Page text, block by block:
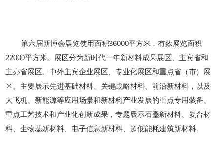
第六届新博会展览使用面积36000平方米，有效展览面积
22000平方米。展区分为新时代十年新材料成果展区、主宾省和
主办省展区、中外主宾企业展区、专业化展区和重点省（市）展
区。主要展示先进基础材料、关键战略材料、前沿新材料，以及
大飞机、新能源等应用场景和新材料产业发展的重点专用装备、
重点工艺技术和产业化创新成果，专题展示石墨新材料、复合材
料、生物基新材料、电子信息新材料、超低能耗建筑新材料。